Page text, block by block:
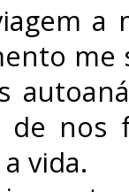
a
me
de nos
vida.